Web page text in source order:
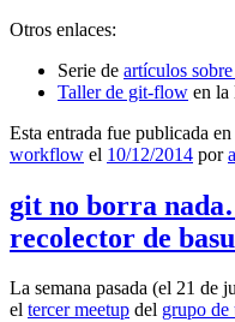
Otros enlaces:
Serie de artículos
Taller de git-flow en la
Esta entrada fue publicada en
workflow el 10/12/2014 por
git no borra
recolector de
La semana pasada (el 21 de
el tercer meetup del grupo de